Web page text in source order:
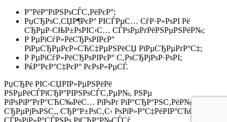
Р”РёР°РіРЅРѕСЃС‚РёРєР°;
РџСЂРѕС‚СЏР¶РєР° РІСЃРµС… СѓР·Р»РѕРІ Рё
СЂРµР·СЊР±РѕРІС‹С… СЃРѕРµРґРёРЅРµРЅРёР№;
Р РµРіСѓР»РёСЂРѕРІРєР°
РїРµСЂРµРєР»СЋС‡РµРЅРёСЏ РїРµСЂРµРґР°С‡;
Р РµРіСѓР»РёСЂРѕРІРєР° С‚РѕСЂРјРѕР·РѕРІ;
РќР°РєР°С‡РєР° РєРѕР»РµСЃ.
РџСЂРё РІС‹СЏРІР»РµРЅРёРё
РЅРµРёСЃРїСЂР°РІРЅРѕСЃС‚РµР№, РЅРµ
РїРѕРїР°РґР°СЋС‰РёС… РїРѕРґ РіР°СЂР°РЅС‚РёР№РЅС‹Р№
СЂРµРјРѕРЅС‚, СЂР°Р±РѕС‚С‹ РѕРїР»Р°С‡РёРІР°СЋС‚СЃСЏ